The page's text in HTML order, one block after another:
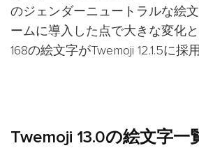
のジェンダーニュートラルな絵
ームに導入した点で大きな変化
168の絵文字がTwemoji 12.1.5に採
Twemoji 13.0の絵文字一